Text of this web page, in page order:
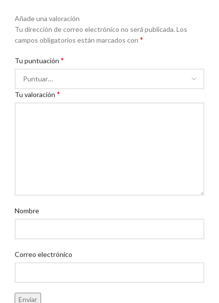
Añade una valoración
Tu dirección de correo electrónico no será publicada. Los
campos obligatorios están marcados con *
Tu puntuación *
Tu valoración *
Nombre
Correo electrónico